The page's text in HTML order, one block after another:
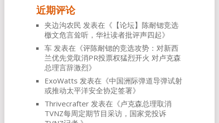
近期评论
夹边沟农民 发表在《 【论坛】陈耐锶竞选
檄文危言耸听，华社读者批评声四起》
车发表在《评陈耐锶的竞选攻势：对新西
兰优先党取消PR投票权猛烈开火 对卢克森
总理言辞激烈》
ExoWatts 发表在《中国洲际弹道导弹试射
或推动太平洋安全协定签署》
Thrivecrafter发表在《卢克森总理取消
TVNZ每周定期节目采访，国家党投诉